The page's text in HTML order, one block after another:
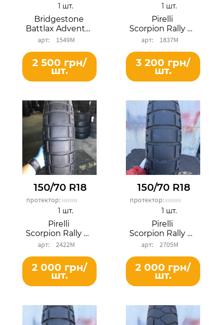
Bridgestone
Battlax AdventureCross AX41TR
1549М
1 шт.
2 500 грн/
шт.
Pirelli
Scorpion Rally STR
1837М
1 шт.
3 200 грн/
шт.
150/70 R18
протектор:
Pirelli
Scorpion Rally STR
2422М
1 шт.
2 000 грн/
шт.
150/70 R18
протектор:
Pirelli
Scorpion Rally STR
2705М
1 шт.
2 000 грн/
шт.